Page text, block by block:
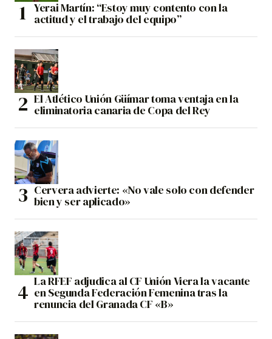
Yerai Martín: “Estoy muy contento con la
actitud y el trabajo del equipo”
El Atlético Unión Güímar toma ventaja en la
eliminatoria canaria de Copa del Rey
Cervera advierte: «No vale solo con defender
bien y ser aplicado»
La RFEF adjudica al CF Unión Viera la vacante
en Segunda Federación Femenina tras la
renuncia del Granada CF «B»